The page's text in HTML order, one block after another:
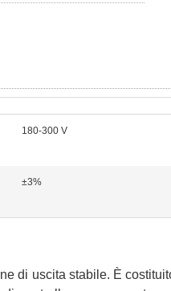
180-300 V
±3%
di uscita stabile. È